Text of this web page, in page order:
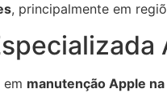
, principalmente em
em manutenção Apple